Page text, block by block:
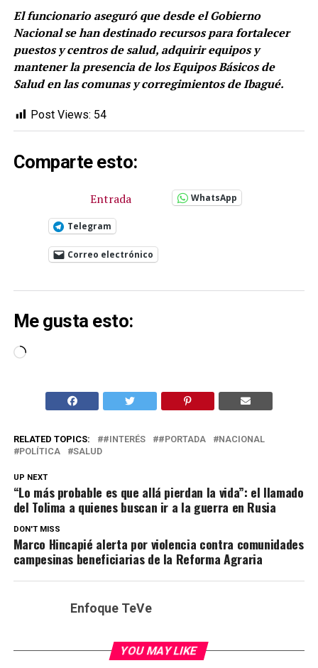
El funcionario aseguró que desde el Gobierno
Nacional se han destinado recursos para fortalecer
puestos y centros de salud, adquirir equipos y
mantener la presencia de los Equipos Básicos de
Salud en las comunas y corregimientos de Ibagué.
Post Views: 54
Comparte esto:
Entrada WhatsApp
Telegram
Correo electrónico
Me gusta esto:
Cargando...
RELATED TOPICS: #INTERÉS #PORTADA
NACIONAL
POLÍTICA
SALUD
UP NEXT
“Lo más probable es que allá pierdan la vida”: el llamado
del Tolima a quienes buscan ir a la guerra en Rusia
DON'T MISS
Marco Hincapié alerta por violencia contra comunidades
campesinas beneficiarias de la Reforma Agraria
Enfoque TeVe
YOU MAY LIKE